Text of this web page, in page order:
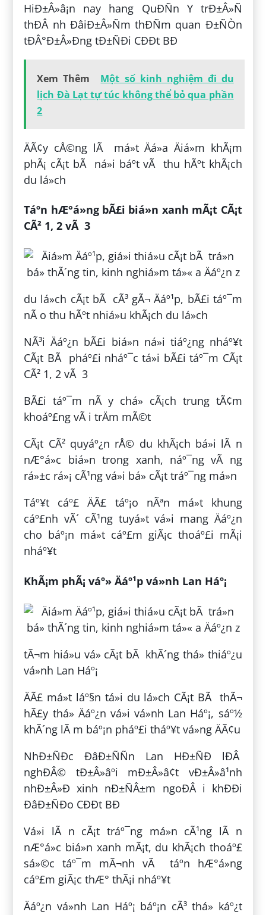
HiÐ±Â»â¡n nay hang QuÐÑn Y trÐ±Â»Ñ
thÐÂ nh ÐâiÐ±Â»Ñm thÐÑm quan Ð±ÑÒn
tÐÂ°Ð±Â»Ðng tÐ±ÑÐi CÐÐt BÐ
Xem Thêm
Một số kinh nghiệm đi du
lịch Đà Lạt tự túc không thể bỏ qua phần
2
ÄÃ¢y cÅ©ng lÃ má»t Äá»a Äiá»m khÃ¡m
phÃ¡ cÃ¡t bÃ ná»i báº­t vÃ thu hÃºt khÃ¡ch
du lá»ch
Táº­n hÆ°á»ng bÃ£i biá»n xanh mÃ¡t CÃ¡t
CÃ² 1, 2 vÃ 3
du lá»ch cÃ¡t bÃ cÃ³ gÃ¬ Äáº¹p, bÃ£i táº¯m
nÃ o thu hÃºt nhiá»u khÃ¡ch du lá»ch
NÃ³i Äáº¿n bÃ£i biá»n ná»i tiáº¿ng nháº¥t
CÃ¡t BÃ pháº£i nháº¯c tá»i bÃ£i táº¯m CÃ¡t
CÃ² 1, 2 vÃ 3
BÃ£i táº¯m nÃ y chá» cÃ¡ch trung tÃ¢m
khoáº£ng vÃ i trÄm mÃ©t
CÃ¡t CÃ² quyáº¿n rÅ© du khÃ¡ch bá»i lÃ n
nÆ°á»c biá»n trong xanh, náº¯ng vÃ ng
rá»±c rá»¡ cÃ¹ng vá»i bá» cÃ¡t tráº¯ng má»n
Táº¥t cáº£ ÄÃ£ táº¡o nÃªn má»t khung
cáº£nh vÃ´ cÃ¹ng tuyá»t vá»i mang Äáº¿n
cho báº¡n má»t cáº£m giÃ¡c thoáº£i mÃ¡i
nháº¥t
KhÃ¡m phÃ¡ váº» Äáº¹p vá»nh Lan Háº¡
tÃ¬m hiá»u vá» cÃ¡t bÃ khÃ´ng thá» thiáº¿u
vá»nh Lan Háº¡
ÄÃ£ má»t láº§n tá»i du lá»ch CÃ¡t BÃ thÃ¬
hÃ£y thá»­ Äáº¿n vá»i vá»nh Lan Háº¡, sáº½
khÃ´ng lÃ m báº¡n pháº£i tháº¥t vá»ng ÄÃ¢u
NhÐ±ÑÐc ÐâÐ±ÑÑn Lan HÐ±ÑÐ lÐÂ
nghÐÂ© tÐ±Â»âºi mÐ±Â»â¢t vÐ±Â»â¹nh
nhÐ±Â»Ð xinh nÐ±ÑÂ±m ngoÐÂ i khÐÐi
ÐâÐ±ÑÐo CÐÐt BÐ
Vá»i lÃ n cÃ¡t tráº¯ng má»n cÃ¹ng lÃ n
nÆ°á»c biá»n xanh mÃ¡t, du khÃ¡ch thoáº£
sá»©c táº¯m mÃ¬nh vÃ táº­n hÆ°á»ng
cáº£m giÃ¡c thÆ° thÃ¡i nháº¥t
Äáº¿n vá»nh Lan Háº¡ báº¡n cÃ³ thá» káº¿t